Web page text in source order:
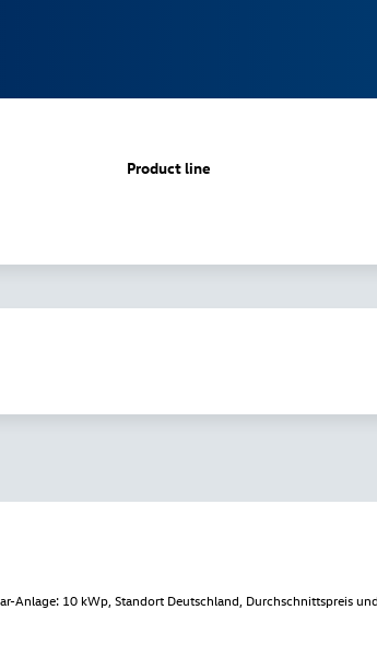
Product line
Anlage: 10 kWp, Standort Deutschland, Durchschnittspreis